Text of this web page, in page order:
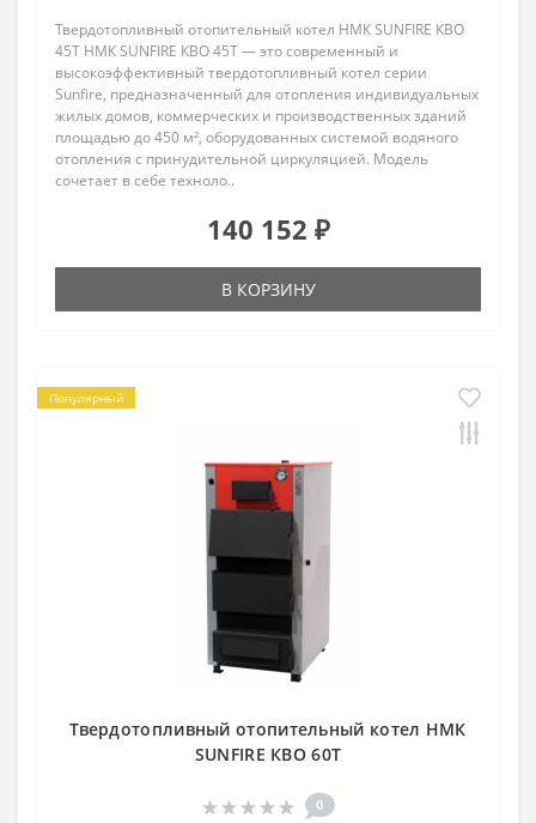
Твердотопливный отопительный котел НМК SUNFIRE КВО
45Т НМК SUNFIRE КВО 45Т — это современный и
высокоэффективный твердотопливный котел серии
Sunfire, предназначенный для отопления индивидуальных
жилых домов, коммерческих и производственных зданий
площадью до 450 м², оборудованных системой водяного
отопления с принудительной циркуляцией. Модель
сочетает в себе техноло..
140 152 ₽
В КОРЗИНУ
Популярный
Твердотопливный отопительный котел НМК
SUNFIRE КВО 60Т
0